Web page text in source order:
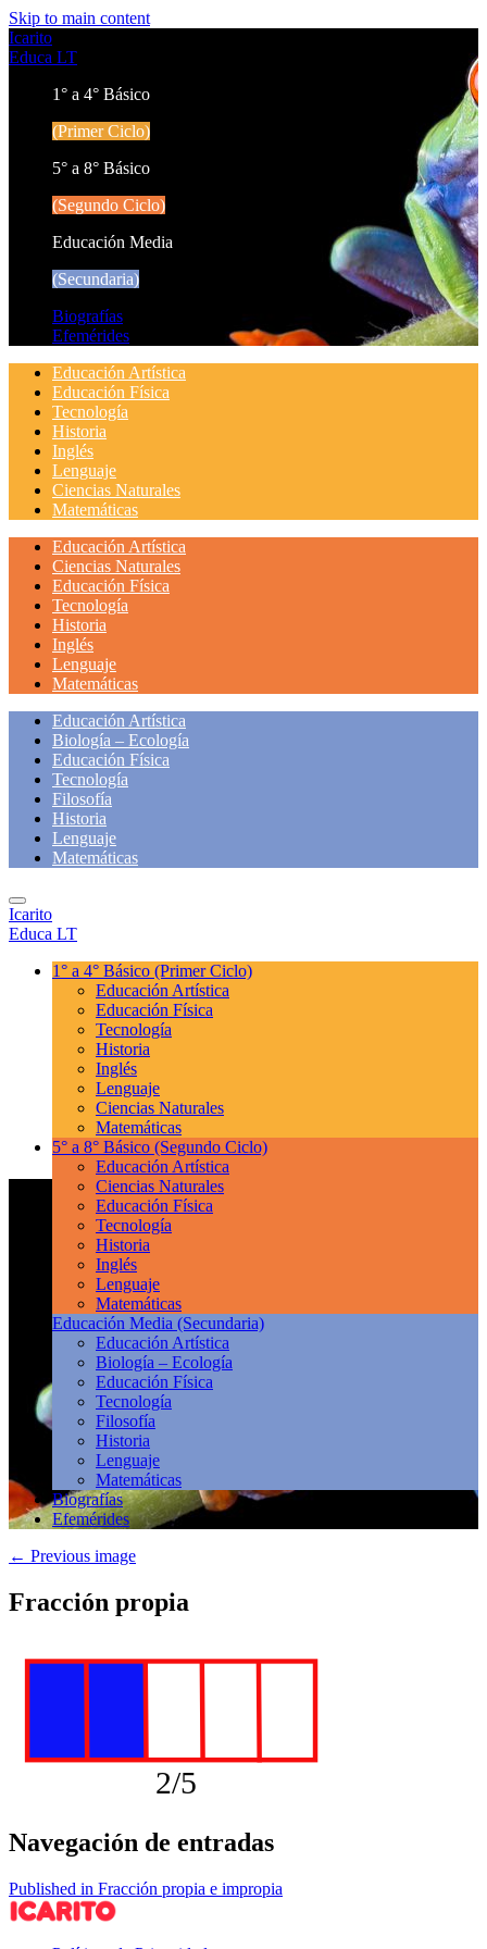
Skip to main content
Icarito
Educa LT
1° a 4° Básico
(Primer Ciclo)
5° a 8° Básico
(Segundo Ciclo)
Educación Media
(Secundaria)
Biografías
Efemérides
Educación Artística
Educación Física
Tecnología
Historia
Inglés
Lenguaje
Ciencias Naturales
Matemáticas
Educación Artística
Ciencias Naturales
Educación Física
Tecnología
Historia
Inglés
Lenguaje
Matemáticas
Educación Artística
Biología – Ecología
Educación Física
Tecnología
Filosofía
Historia
Lenguaje
Matemáticas
Icarito
Educa LT
1° a 4° Básico (Primer Ciclo)
Educación Artística
Educación Física
Tecnología
Historia
Inglés
Lenguaje
Ciencias Naturales
Matemáticas
5° a 8° Básico (Segundo Ciclo)
Educación Artística
Ciencias Naturales
Educación Física
Tecnología
Historia
Inglés
Lenguaje
Matemáticas
Educación Media (Secundaria)
Educación Artística
Biología – Ecología
Educación Física
Tecnología
Filosofía
Historia
Lenguaje
Matemáticas
Biografías
Efemérides
← Previous image
Fracción propia
Navegación de entradas
Published in Fracción propia e impropia